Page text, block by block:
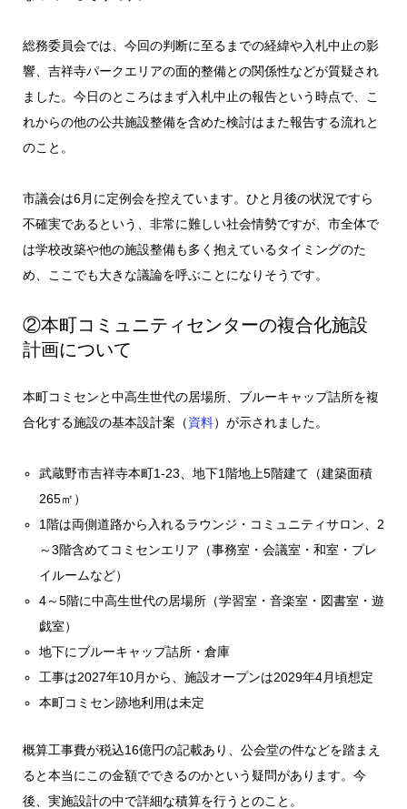
総務委員会では、今回の判断に至るまでの経緯や入札中止の影
響、吉祥寺パークエリアの面的整備との関係性などが質疑され
ました。今日のところはまず入札中止の報告という時点で、こ
れからの他の公共施設整備を含めた検討はまた報告する流れと
のこと。
市議会は6月に定例会を控えています。ひと月後の状況ですら
不確実であるという、非常に難しい社会情勢ですが、市全体で
は学校改築や他の施設整備も多く抱えているタイミングのた
め、ここでも大きな議論を呼ぶことになりそうです。
②本町コミュニティセンターの複合化施設
計画について
本町コミセンと中高生世代の居場所、ブルーキャップ詰所を複
合化する施設の基本設計案（資料）が示されました。
武蔵野市吉祥寺本町1-23、地下1階地上5階建て（建築面積
265㎡）
1階は両側道路から入れるラウンジ・コミュニティサロン、2
～3階含めてコミセンエリア（事務室・会議室・和室・プレ
イルームなど）
4～5階に中高生世代の居場所（学習室・音楽室・図書室・遊
戯室）
地下にブルーキャップ詰所・倉庫
工事は2027年10月から、施設オープンは2029年4月頃想定
本町コミセン跡地利用は未定
概算工事費が税込16億円の記載あり、公会堂の件などを踏まえ
ると本当にこの金額でできるのかという疑問があります。今
後、実施設計の中で詳細な積算を行うとのこと。